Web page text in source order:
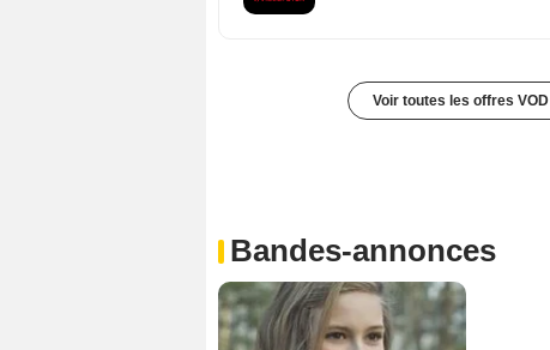
Voir toutes les offres VOD
Bandes-annonces